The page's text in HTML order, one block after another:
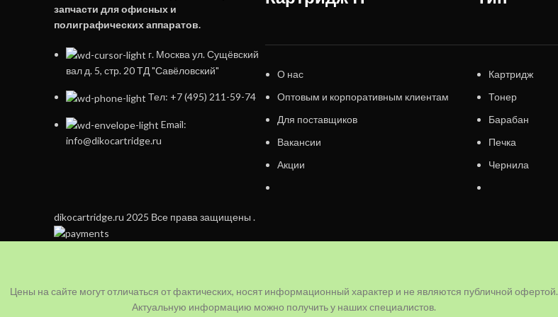
запчасти для офисных и
полиграфических аппаратов.
г. Москва ул. Сущёвский
вал д. 5, стр. 20 ТД "Савёловский"
Тел: +7 (495) 211-59-74
Email:
info@dikocartridge.ru
О нас
Оптовым и корпоративным клиентам
Для поставщиков
Вакансии
Акции
Картридж
Тонер
Барабан
Печка
Чернила
dikocartridge.ru 2025 Все права защищены .
Цены на сайте могут отличаться от фактических, носят информационный характер и не являются публичной офертой.
Актуальную информацию можно получить у наших специалистов.